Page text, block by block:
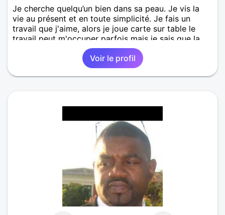
Je cherche quelqu’un bien dans sa peau. Je vis la
vie au présent et en toute simplicité. Je fais un
travail que j'aime, alors je joue carte sur table le
travail peut m'occuper parfois mais je sais que la
vie de couple est un investissement aussi grand voir
plus que le travail. Je veux vraiment me consacrer à
l'amoureuse de ma vie. La nature, le camping
sauvage, les randonnées et la natation font aussi
quelques unes des valeurs qui m 'habitent et qui
sont donc à mes yeux les plus importantes, je
choisirais celles-ci: l’honnêteté, l’intégrité, la fidélité,
le respect mutuel. Je suis gourmand et curieux de
bons resto. Je fais aussi de la natation mon sport
favori. Je parle la langue de l’amour, la poésie, les
chansons d’amour, c’est mon truc je joue d'ailleurs
au piano. Vous l’aurez compris je suis un vrai
romantique. Si vous êtes une femme patiente,
intelligente et en demande de quelqu’un d’unique et
profond, je suis fait pour vous.
Voir le profil